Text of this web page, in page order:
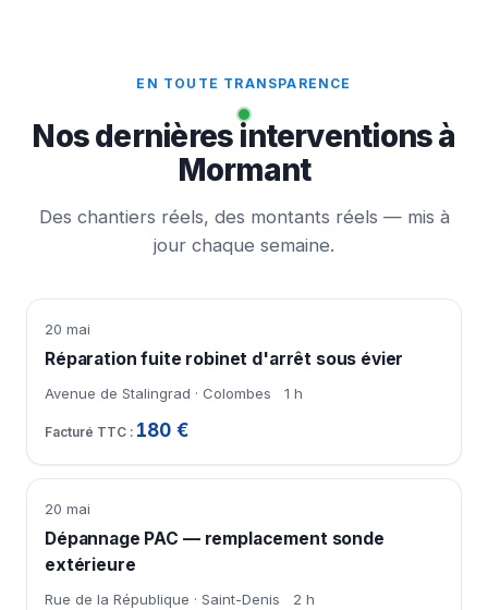
EN TOUTE TRANSPARENCE
Nos dernières interventions à
Mormant
Des chantiers réels, des montants réels — mis à
jour chaque semaine.
20 mai
Réparation fuite robinet d'arrêt sous évier
Avenue de Stalingrad · Colombes 1 h
180 €
20 mai
Dépannage PAC — remplacement sonde
extérieure
Rue de la République · Saint-Denis 2 h